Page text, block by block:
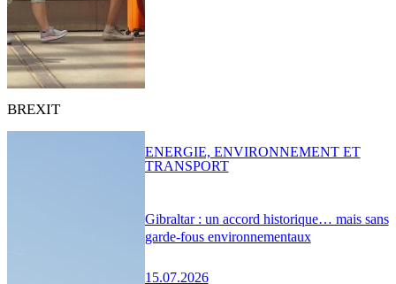
BREXIT
Gibraltar : un accord historique… mais sans
garde-fous environnementaux
15.07.2026
ENERGIE, ENVIRONNEMENT ET
TRANSPORT